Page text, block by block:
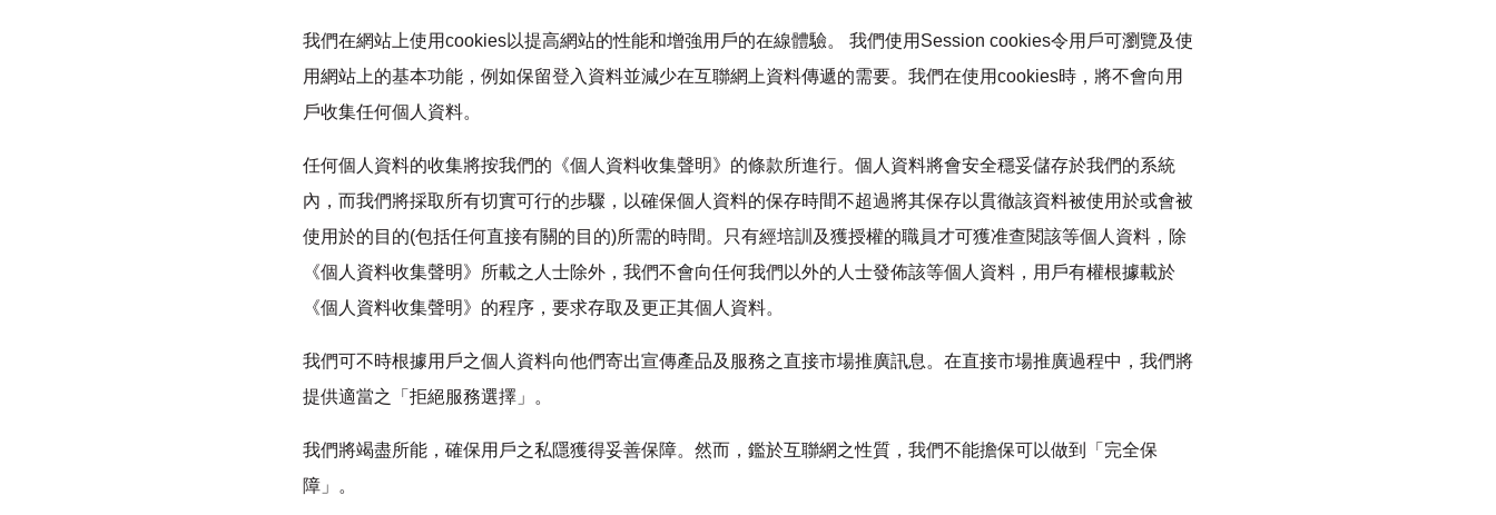
我們在網站上使用cookies以提高網站的性能和增強用戶的在線體驗。 我們使用Session cookies令用戶可瀏覽及使
用網站上的基本功能，例如保留登入資料並減少在互聯網上資料傳遞的需要。我們在使用cookies時，將不會向用
戶收集任何個人資料。
任何個人資料的收集將按我們的《個人資料收集聲明》的條款所進行。個人資料將會安全穩妥儲存於我們的系統
內，而我們將採取所有切實可行的步驟，以確保個人資料的保存時間不超過將其保存以貫徹該資料被使用於或會被
使用於的目的(包括任何直接有關的目的)所需的時間。只有經培訓及獲授權的職員才可獲准查閱該等個人資料，除
《個人資料收集聲明》所載之人士除外，我們不會向任何我們以外的人士發佈該等個人資料，用戶有權根據載於
《個人資料收集聲明》的程序，要求存取及更正其個人資料。
我們可不時根據用戶之個人資料向他們寄出宣傳產品及服務之直接市場推廣訊息。在直接市場推廣過程中，我們將
提供適當之「拒絕服務選擇」。
我們將竭盡所能，確保用戶之私隱獲得妥善保障。然而，鑑於互聯網之性質，我們不能擔保可以做到「完全保
障」。